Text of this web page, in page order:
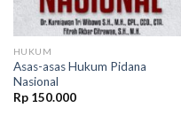
HUKUM
Asas-asas Hukum Pidana
Nasional
Rp150.000